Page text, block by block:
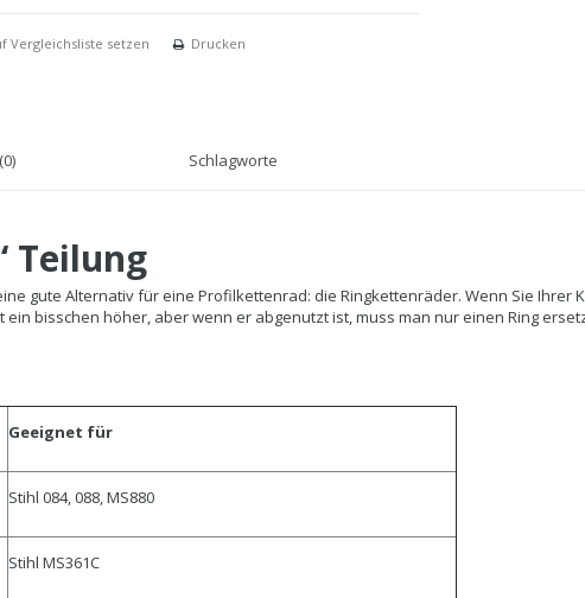
Vergleichsliste setzen Drucken
Schlagworte
Teilung
gute Alternativ für eine Profilkettenrad: die Ringkettenräder. Wenn Sie Ihrer
bisschen höher, aber wenn er abgenutzt ist, muss man nur einen Ring
Geeignet für
Stihl 084, 088, MS880
Stihl MS361C